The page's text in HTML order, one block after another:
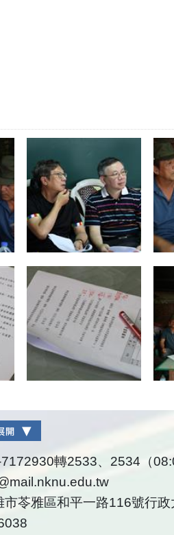
轉2533、2534（
市苓雅區和平一路116號行政